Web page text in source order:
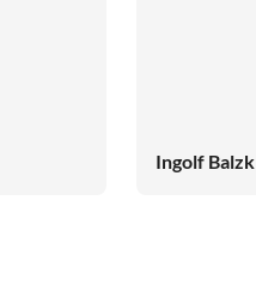
Ingolf Balzk